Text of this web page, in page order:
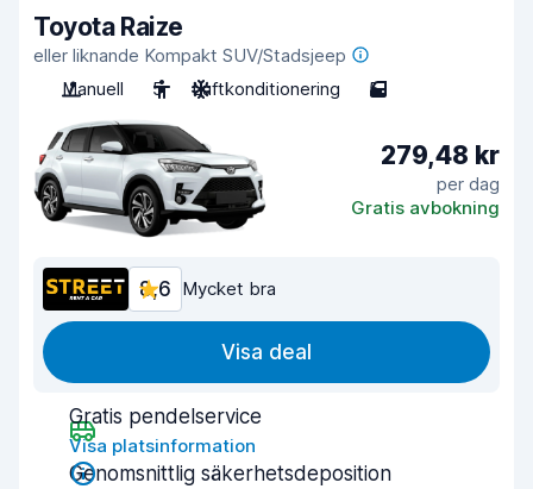
Toyota Raize
eller liknande Kompakt SUV/Stadsjeep
Manuell
5 Luftkonditionering 5
279,48 kr
per dag
Gratis avbokning
8,6 Mycket bra
Visa deal
Gratis pendelservice
Visa platsinformation
Genomsnittlig säkerhetsdeposition